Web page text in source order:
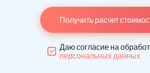
Получить расчет
Даю согласие на
персональных данных